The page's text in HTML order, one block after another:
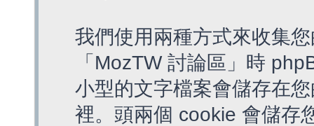
我們使用兩種方式來收集
「MozTW 討論區」時
小型的文字檔案會儲存在
裡。頭兩個 cookie 會儲存